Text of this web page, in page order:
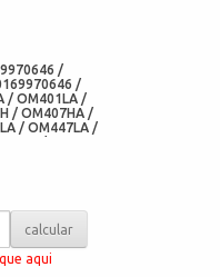
/
/
/ OM401LA /
/ OM407HA /
/ OM447LA /
/ OM502LA
/ 20031177B
(ADD)
calcular
aqui